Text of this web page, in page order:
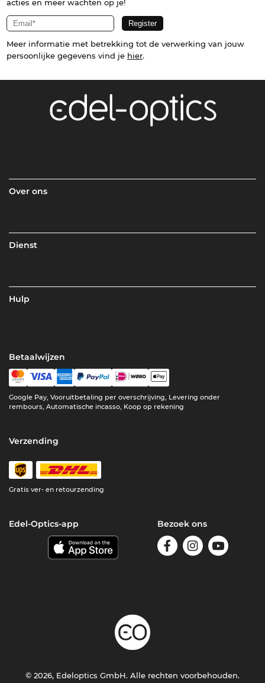
acties en meer wachten op je!
Meer informatie met betrekking tot de verwerking van jouw
persoonlijke gegevens vind je hier.
Over ons
Dienst
Hulp
Betaalwijzen
Google Pay, Vooruitbetaling per overschrijving, Levering onder
rembours, Automatische incasso, Koop op rekening
Verzending
Gratis ver- en retourzending
Edel-Optics-app Bezoek ons
© 2026, Edeloptics GmbH. Alle rechten voorbehouden.